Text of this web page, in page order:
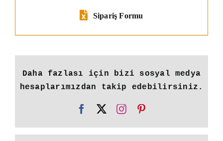
Sipariş Formu
Daha fazlası için bizi sosyal medya
hesaplarımızdan takip edebilirsiniz.